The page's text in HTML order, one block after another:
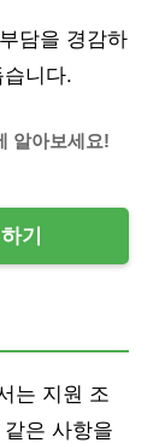
담을 경감하
니다.
알아보세요!
기
는 지원 조
은 사항을